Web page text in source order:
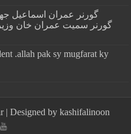
گورنر سميت عمران خان
.allah pak sy mugfarat ky
| Designed by kashifalinoon